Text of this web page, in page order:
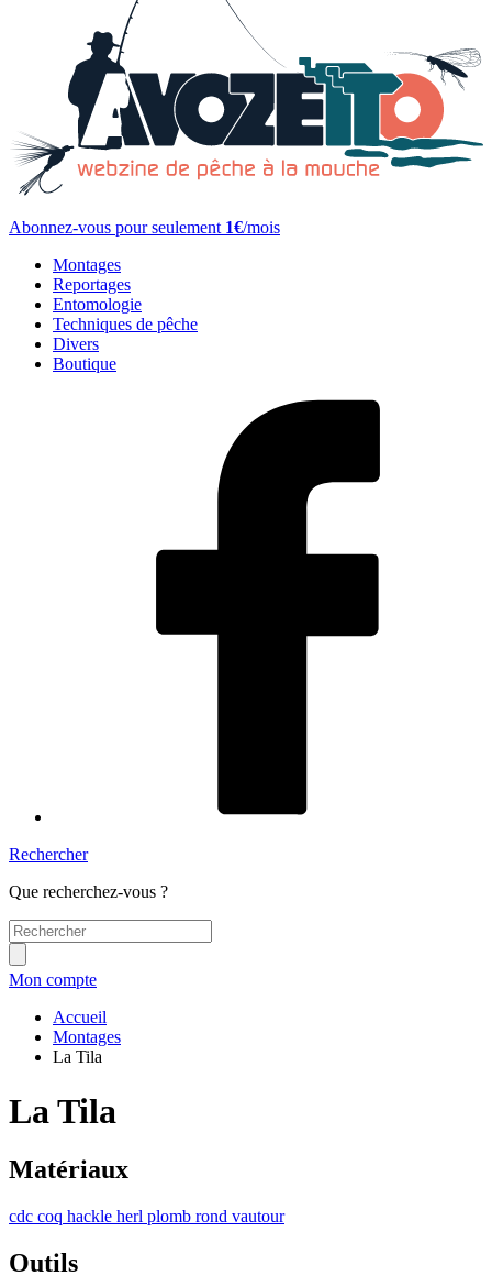
Abonnez-vous pour seulement 1€/mois
Montages
Reportages
Entomologie
Techniques de pêche
Divers
Boutique
Rechercher
Que recherchez-vous ?
Mon compte
Accueil
Montages
La Tila
La Tila
Matériaux
cdc coq hackle herl plomb rond vautour
Outils